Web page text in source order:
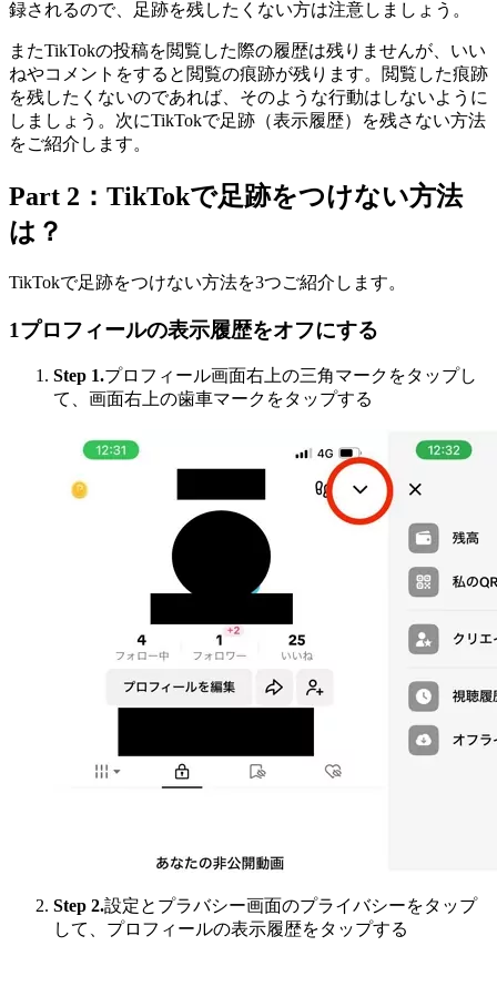
録されるので、足跡を残したくない方は注意しましょう。
またTikTokの投稿を閲覧した際の履歴は残りませんが、いい
ねやコメントをすると閲覧の痕跡が残ります。閲覧した痕跡
を残したくないのであれば、そのような行動はしないように
しましょう。次にTikTokで足跡（表示履歴）を残さない方法
をご紹介します。
Part 2：TikTokで足跡をつけない方法
は？
TikTokで足跡をつけない方法を3つご紹介します。
1プロフィールの表示履歴をオフにする
Step 1.プロフィール画面右上の三角マークをタップし
て、画面右上の歯車マークをタップする
Step 2.設定とプラバシー画面のプライバシーをタップ
して、プロフィールの表示履歴をタップする